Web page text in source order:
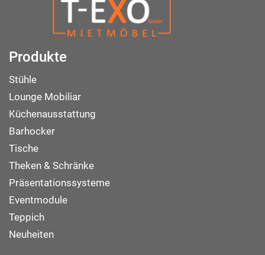
Produkte
Stühle
Lounge Mobiliar
Küchenausstattung
Barhocker
Tische
Theken & Schränke
Präsentationssysteme
Eventmodule
Teppich
Neuheiten